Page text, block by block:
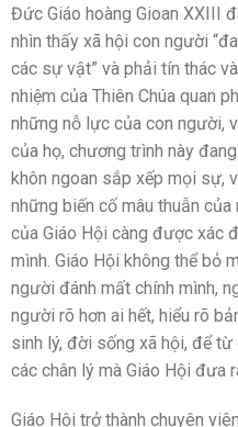
Đức Giáo hoàng Gioan XXIII
nhìn thấy xã hội con người
các sự vật” và phải tín thác
nhiệm của Thiên Chúa quan
những nỗ lực của con người,
của họ, chương trình này
khôn ngoan sắp xếp mọi sự,
những biến cố mâu thuẫn của
của Giáo Hội càng được xác
mình. Giáo Hội không thể bỏ
người đánh mất chính mình,
người rõ hơn ai hết, hiểu rõ
sinh lý, đời sống xã hội, để
các chân lý mà Giáo Hội đưa
Giáo Hội trở thành chuyên